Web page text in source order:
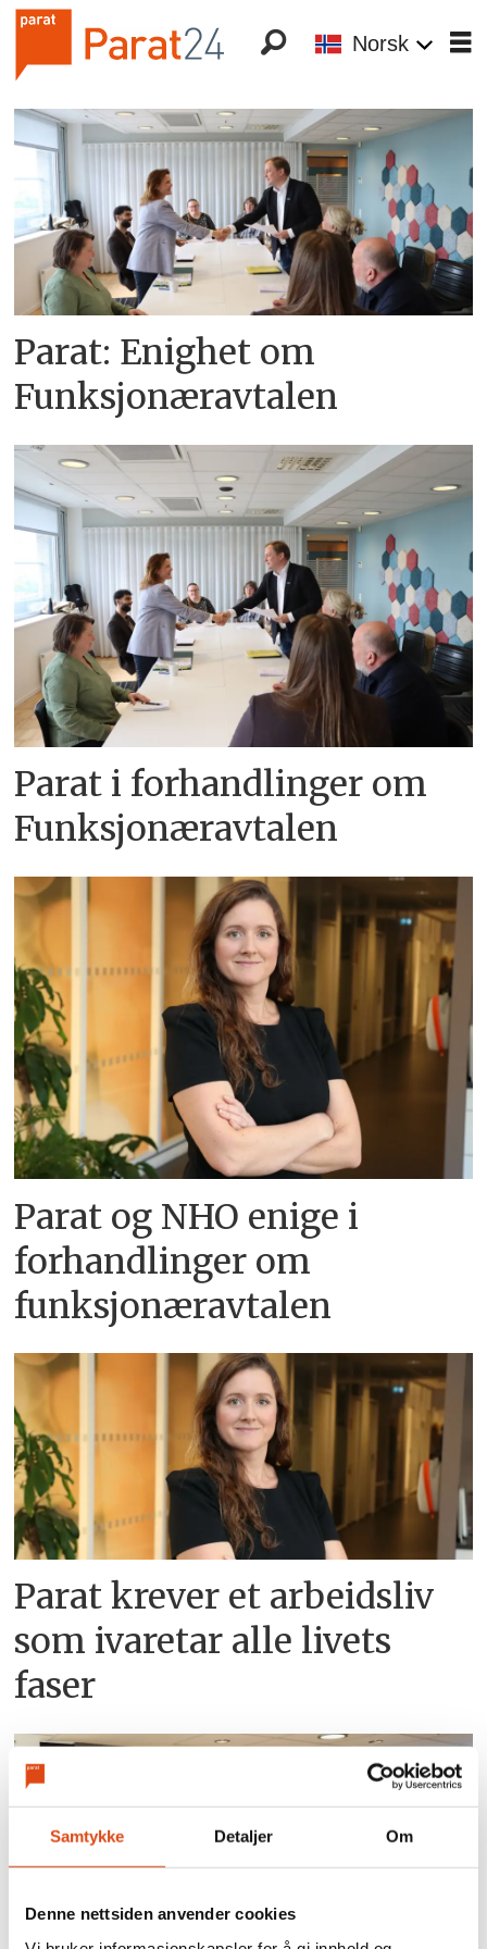
Samtykke Detaljer Om
Denne nettsiden anvender cookies
Norsk
Tag:
funksjonæravtalen
Parat: Enighet om
Funksjonæravtalen
Parat i forhandlinger om
Funksjonæravtalen
Parat og NHO enige i
forhandlinger om
funksjonæravtalen
Parat krever et arbeidsliv
som ivaretar alle livets
faser